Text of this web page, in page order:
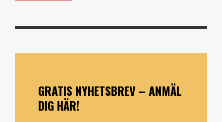
GRATIS NYHETSBREV – ANMÄL
DIG HÄR!